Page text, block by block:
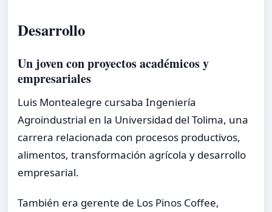
Desarrollo
Un joven con proyectos académicos y
empresariales
Luis Montealegre cursaba Ingeniería
Agroindustrial en la Universidad del Tolima, una
carrera relacionada con procesos productivos,
alimentos, transformación agrícola y desarrollo
empresarial.
También era gerente de Los Pinos Coffee,